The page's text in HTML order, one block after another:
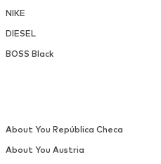
NIKE
DIESEL
BOSS Black
About You República Checa
About You Austria